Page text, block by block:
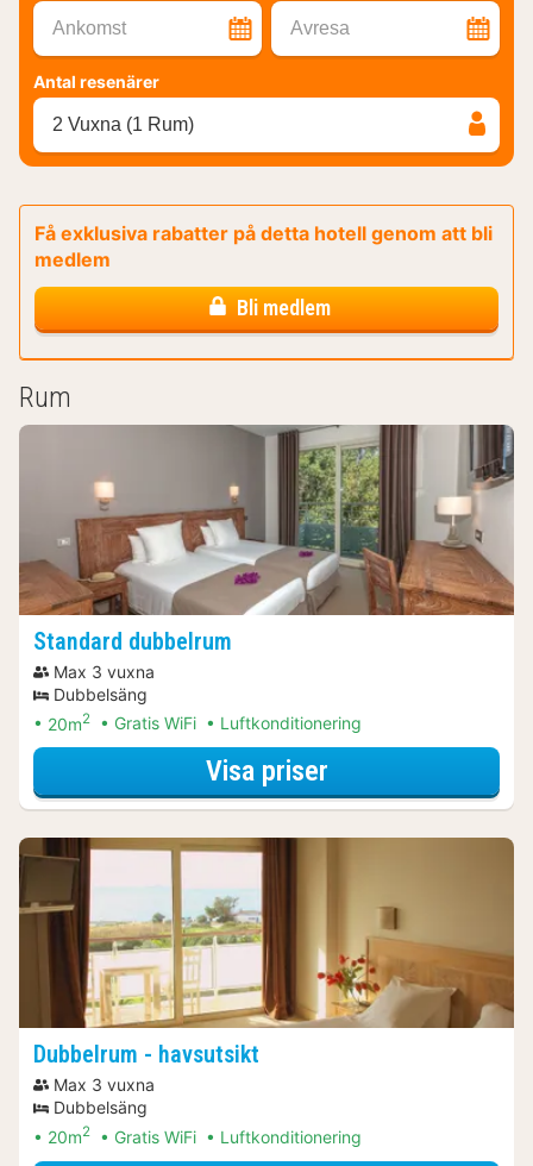
Ankomst Avresa
Antal resenärer
2 Vuxna (1 Rum)
Få exklusiva rabatter på detta hotell genom att bli
medlem
Bli medlem
Rum
Standard dubbelrum
Max 3 vuxna
Dubbelsäng
20m2 Gratis WiFi Luftkonditionering
Visa priserför Standard
Dubbelrum - havsutsikt
Max 3 vuxna
Dubbelsäng
20m2 Gratis WiFi Luftkonditionering